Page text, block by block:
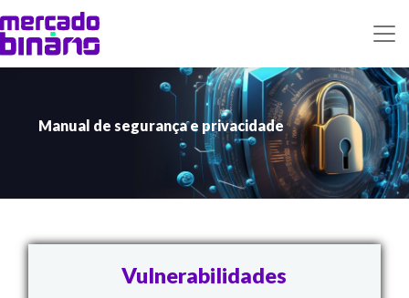
Manual de segurança e privacidade
Vulnerabilidades